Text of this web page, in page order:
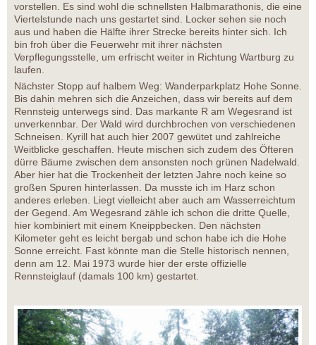
vorstellen. Es sind wohl die schnellsten Halbmarathonis, die eine
Viertelstunde nach uns gestartet sind. Locker sehen sie noch
aus und haben die Hälfte ihrer Strecke bereits hinter sich. Ich
bin froh über die Feuerwehr mit ihrer nächsten
Verpflegungsstelle, um erfrischt weiter in Richtung Wartburg zu
laufen.
Nächster Stopp auf halbem Weg: Wanderparkplatz Hohe Sonne.
Bis dahin mehren sich die Anzeichen, dass wir bereits auf dem
Rennsteig unterwegs sind. Das markante R am Wegesrand ist
unverkennbar. Der Wald wird durchbrochen von verschiedenen
Schneisen. Kyrill hat auch hier 2007 gewütet und zahlreiche
Weitblicke geschaffen. Heute mischen sich zudem des Öfteren
dürre Bäume zwischen dem ansonsten noch grünen Nadelwald.
Aber hier hat die Trockenheit der letzten Jahre noch keine so
großen Spuren hinterlassen. Da musste ich im Harz schon
anderes erleben. Liegt vielleicht aber auch am Wasserreichtum
der Gegend. Am Wegesrand zähle ich schon die dritte Quelle,
hier kombiniert mit einem Kneippbecken. Den nächsten
Kilometer geht es leicht bergab und schon habe ich die Hohe
Sonne erreicht. Fast könnte man die Stelle historisch nennen,
denn am 12. Mai 1973 wurde hier der erste offizielle
Rennsteiglauf (damals 100 km) gestartet.